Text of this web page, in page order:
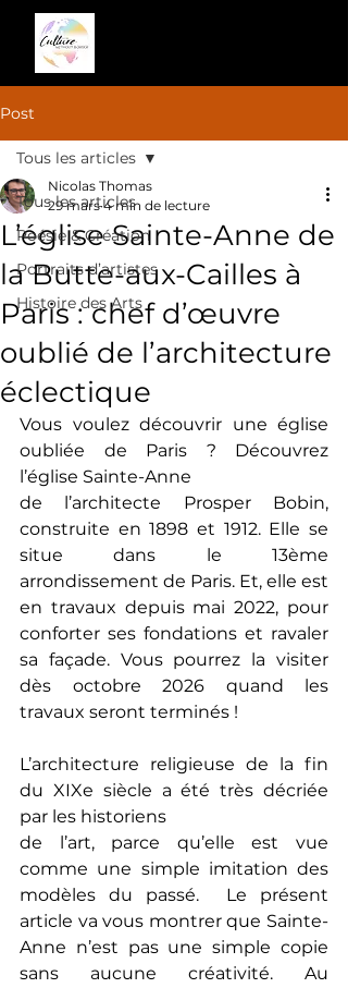
Post
Tous les articles
Poésie & Création
Portraits d’artistes
Histoire des Arts
Tous les articles
L’église Sainte-Anne de
la Butte-aux-Cailles à
Paris : chef d’œuvre
oublié de l’architecture
éclectique
Nicolas Thomas
29 mars 4 min de lecture
Vous voulez découvrir une église
oubliée de Paris ? Découvrez
l’église Sainte-Anne
de l’architecte Prosper Bobin,
construite en 1898 et 1912. Elle se
situe dans le 13ème
arrondissement de Paris. Et, elle est
en travaux depuis mai 2022, pour
conforter ses fondations et ravaler
sa façade. Vous pourrez la visiter
dès octobre 2026 quand les
travaux seront terminés !
L’architecture religieuse de la fin
du XIXe siècle a été très décriée
par les historiens
de l’art, parce qu’elle est vue
comme une simple imitation des
modèles du passé.  Le présent
article va vous montrer que Sainte-
Anne n’est pas une simple copie
sans aucune créativité. Au